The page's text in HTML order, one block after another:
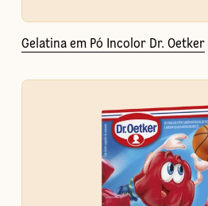
Gelatina em Pó Incolor Dr. Oetker